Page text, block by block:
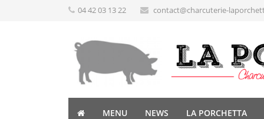
04 42 03 13 22 contact@charcuterie-
MENU NEWS LA PORCHETTA